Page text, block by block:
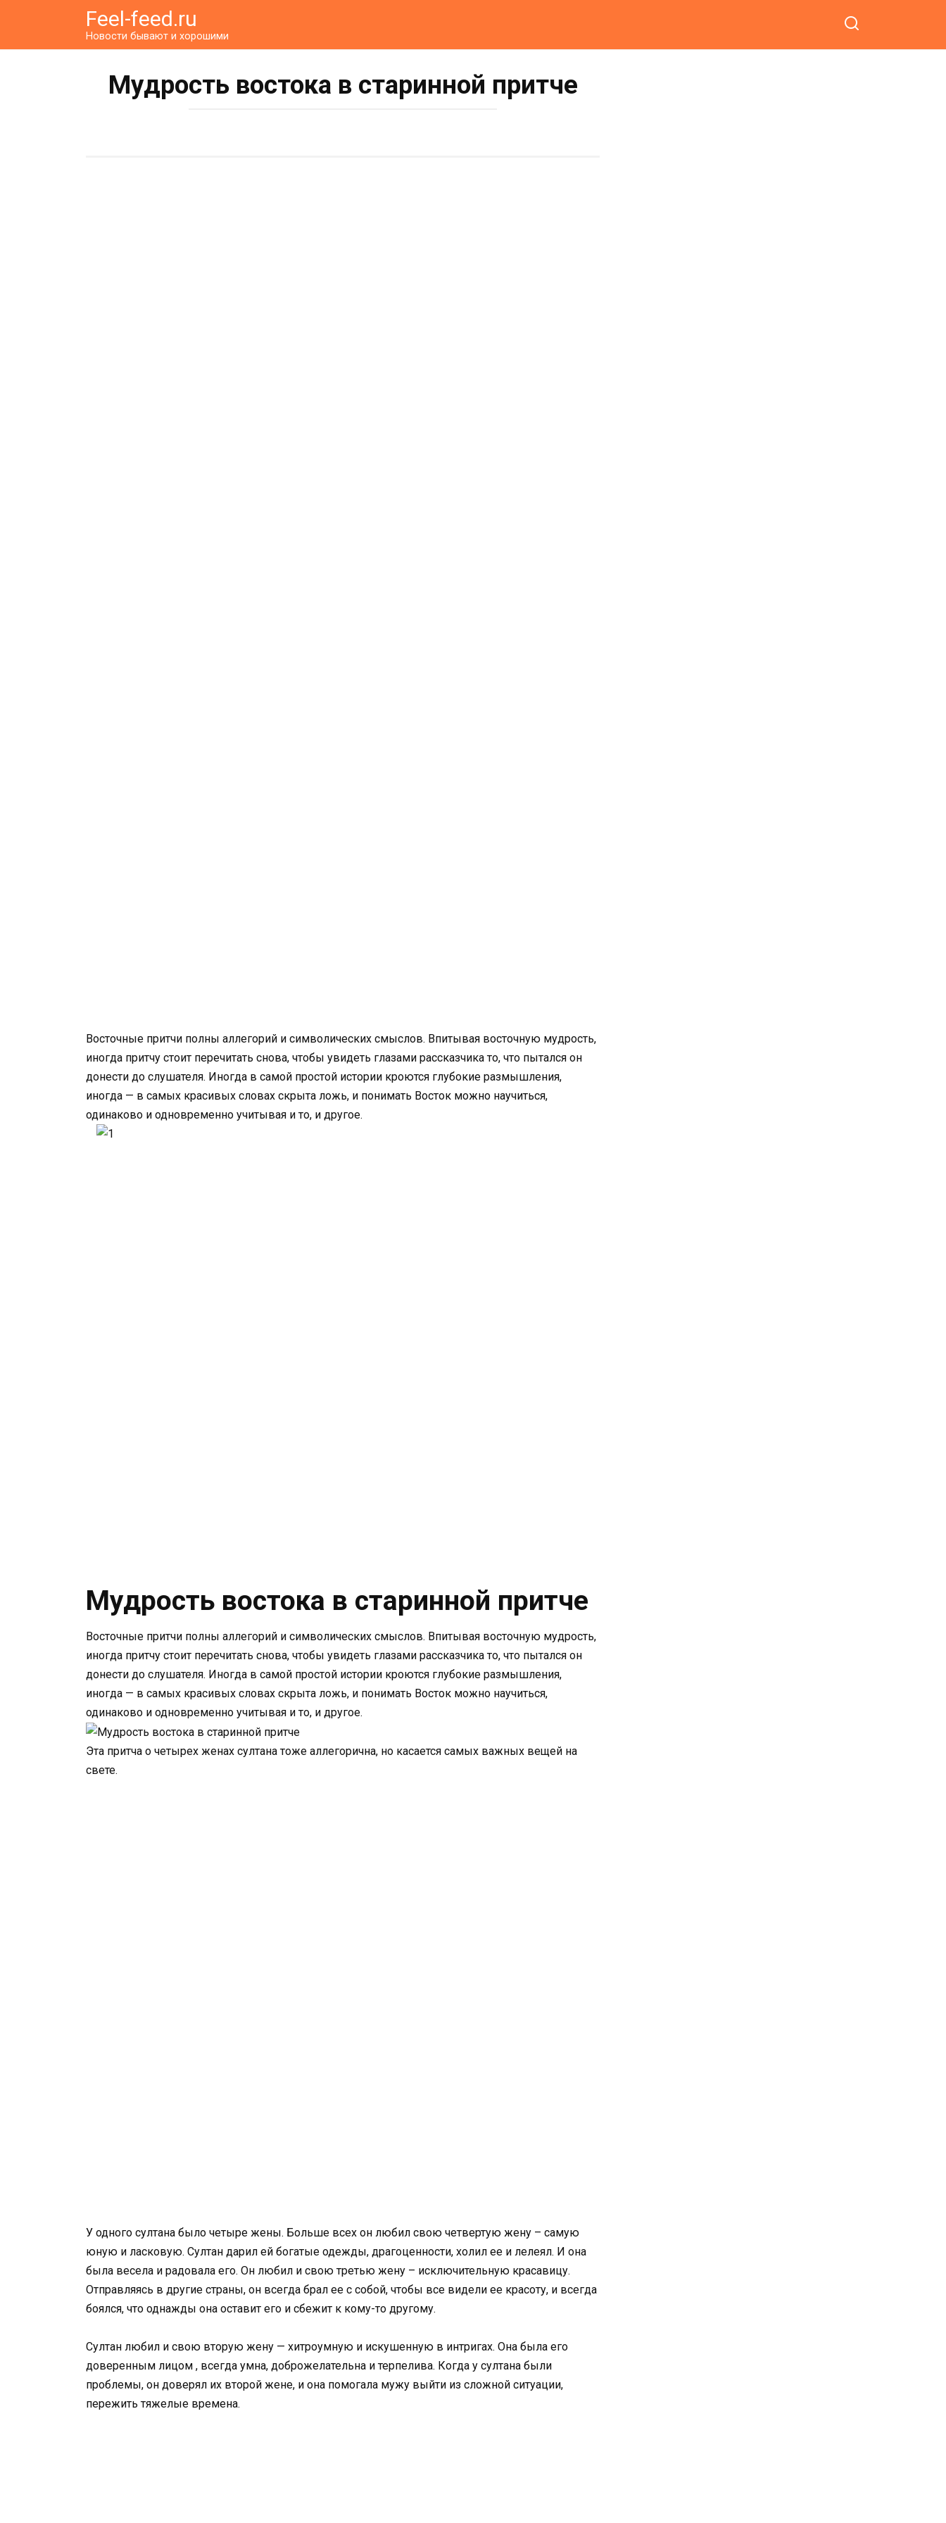
Feel-feed.ru
Новости бывают и хорошими
Мудрость востока в старинной притче
Восточные притчи полны аллегорий и символических смыслов. Впитывая восточную мудрость,
иногда притчу стоит перечитать снова, чтобы увидеть глазами рассказчика то, что пытался он
донести до слушателя. Иногда в самой простой истории кроются глубокие размышления,
иногда — в самых красивых словах скрыта ложь, и понимать Восток можно научиться,
одинаково и одновременно учитывая и то, и другое.
Мудрость востока в старинной притче
Восточные притчи полны аллегорий и символических смыслов. Впитывая восточную мудрость,
иногда притчу стоит перечитать снова, чтобы увидеть глазами рассказчика то, что пытался он
донести до слушателя. Иногда в самой простой истории кроются глубокие размышления,
иногда — в самых красивых словах скрыта ложь, и понимать Восток можно научиться,
одинаково и одновременно учитывая и то, и другое.
Эта притча о четырех женах султана тоже аллегорична, но касается самых важных вещей на
свете.
У одного султана было четыре жены. Больше всех он любил свою четвертую жену – самую
юную и ласковую. Султан дарил ей богатые одежды, драгоценности, холил ее и лелеял. И она
была весела и радовала его. Он любил и свою третью жену – исключительную красавицу.
Отправляясь в другие страны, он всегда брал ее с собой, чтобы все видели ее красоту, и всегда
боялся, что однажды она оставит его и сбежит к кому-то другому.
Султан любил и свою вторую жену — хитроумную и искушенную в интригах. Она была его
доверенным лицом , всегда умна, доброжелательна и терпелива. Когда у султана были
проблемы, он доверял их второй жене, и она помогала мужу выйти из сложной ситуации,
пережить тяжелые времена.